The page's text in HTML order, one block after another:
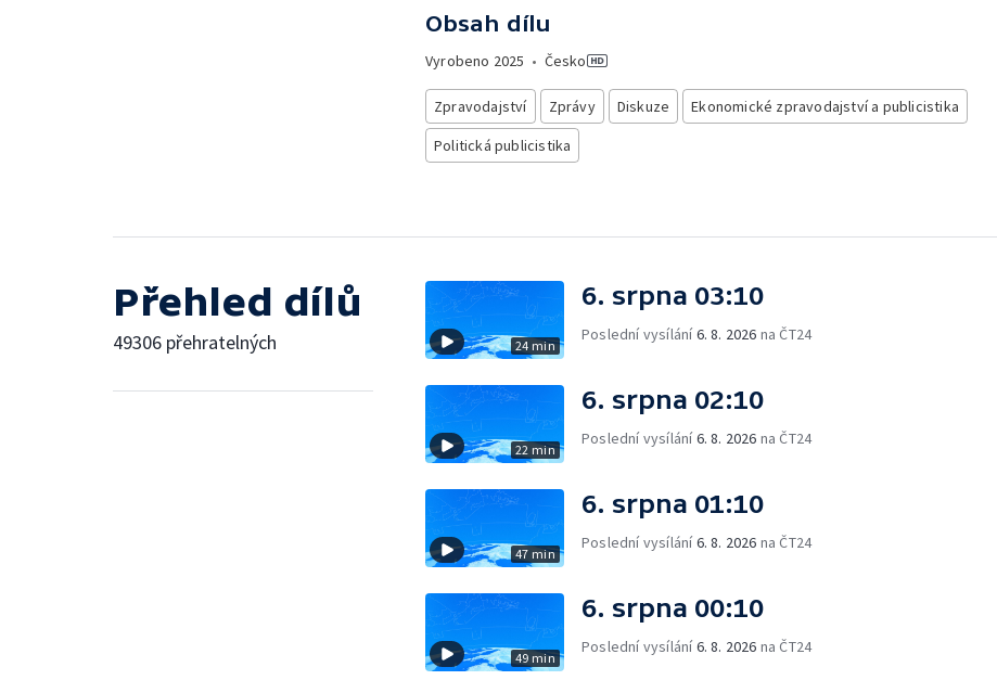
Obsah dílu
Vyrobeno 2025 • Česko
Zpravodajství Zprávy Diskuze
Ekonomické zpravodajství a publicistika
Politická publicistika
Přehled dílů
49306 přehratelných 24 min
6. srpna 03:10
Poslední vysílání6. 8. 2026 na ČT24
22 min
6. srpna 02:10
Poslední vysílání6. 8. 2026 na ČT24
47 min
6. srpna 01:10
Poslední vysílání6. 8. 2026 na ČT24
49 min
6. srpna 00:10
Poslední vysílání6. 8. 2026 na ČT24